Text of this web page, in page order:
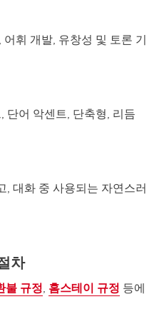
휘 개발, 유창성 및 토론 기
단어 악센트, 단축형, 리듬
, 대화 중 사용되는 자연스러
차
불 규정, 홈스테이 규정 등에